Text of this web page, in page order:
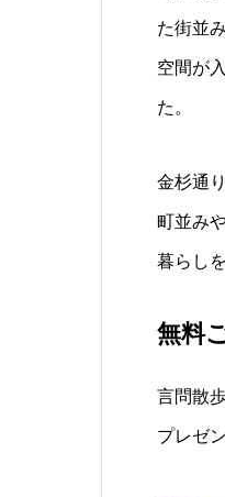
た街並
空間が
た。
金杉通
町並み
暮らし
無料
言問散
プレゼ